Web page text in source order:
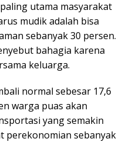
utama masyarakat
mudik adalah bisa
sebanyak 30 persen.
bahagia karena
keluarga.
normal sebesar 17,6
warga puas akan
yang semakin
perekonomian sebanyak